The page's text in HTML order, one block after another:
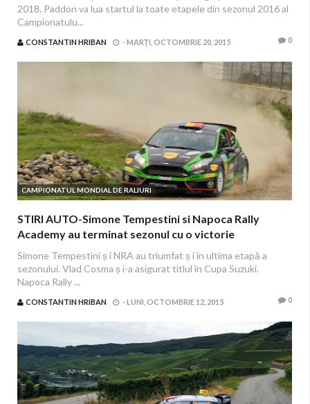
2018. Paddon va lua startul la toate etapele din sezonul 2016 al
Campionatulu...
CONSTANTIN HRIBAN -MARȚI, OCTOMBRIE 20, 2015 0
CAMPIONATUL MONDIAL DE RALIURI
STIRI AUTO-Simone Tempestini si Napoca Rally
Academy au terminat sezonul cu o victorie
Simone Tempestini ș i NRA au triumfat ș i în ultima etapă a
sezonului. Vlad Cosma ș i-a asigurat titlul în Cupa Suzuki.
Napoca Rally ...
CONSTANTIN HRIBAN -LUNI, OCTOMBRIE 12, 2015 0